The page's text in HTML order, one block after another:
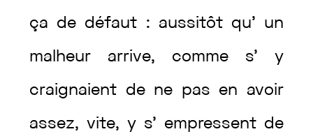
ça de défaut : aussitôt qu’ un
malheur arrive, comme s’ y
craignaient de ne pas en avoir
assez,vite,y s’ empressent de